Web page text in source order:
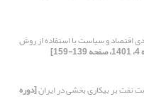
اقتصاد و سیاست با استفاده از روش
نفت بر بیکاری بخشی در ایران[دوره